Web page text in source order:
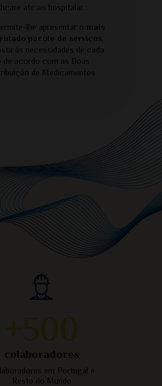
até ao hospitalar.
lhe apresentar omais
pacote de serviços
às necessidades de cada
de acordo com as Boas
de Medicamentos.
colaboradores
em Portugal e
Resto do Mundo